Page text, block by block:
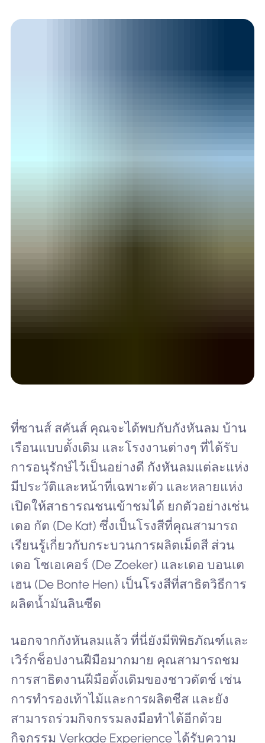
ที่ซานส์ สคันส์ คุณจะได้พบกับกังหันลม บ้าน
เรือนแบบดั้งเดิม และโรงงานต่างๆ ที่ได้รับ
การอนุรักษ์ไว้เป็นอย่างดี กังหันลมแต่ละแห่ง
มีประวัติและหน้าที่เฉพาะตัว และหลายแห่ง
เปิดให้สาธารณชนเข้าชมได้ ยกตัวอย่างเช่น
เดอ กัต (De Kat) ซึ่งเป็นโรงสีที่คุณสามารถ
เรียนรู้เกี่ยวกับกระบวนการผลิตเม็ดสี ส่วน
เดอ โซเอเคอร์ (De Zoeker) และเดอ บอนเต
เฮน (De Bonte Hen) เป็นโรงสีที่สาธิตวิธีการ
ผลิตน้ำมันลินซีด
นอกจากกังหันลมแล้ว ที่นี่ยังมีพิพิธภัณฑ์และ
เวิร์กช็อปงานฝีมือมากมาย คุณสามารถชม
การสาธิตงานฝีมือดั้งเดิมของชาวดัตช์ เช่น
การทำรองเท้าไม้และการผลิตชีส และยัง
สามารถร่วมกิจกรรมลงมือทำได้อีกด้วย
กิจกรรม Verkade Experience ได้รับความ